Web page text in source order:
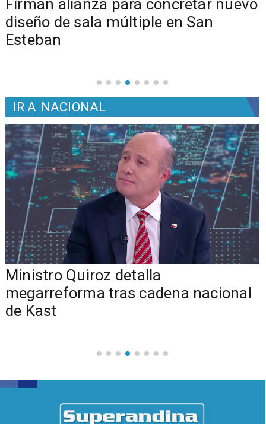
​​Firman alianza para concretar nuevo
diseño de sala múltiple en San
Esteban
IR A NACIONAL
Ministro Quiroz detalla
megarreforma tras cadena nacional
de Kast